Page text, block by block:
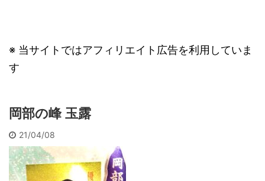
※ 当サイトではアフィリエイト広告を利用していま
す
岡部の峰 玉露
21/04/08